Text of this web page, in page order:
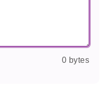
0 bytes